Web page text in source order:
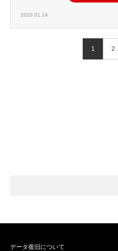
2010.01.14
1 2
データ復旧について